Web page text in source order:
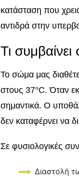
κατάσταση που
αντιδρά στην
Τι
Το σώμα μας
στους 37°C. Όταν
σημαντικά. Ο
δεν καταφέρνει να
Σε φυσιολογικές
Διαστολή